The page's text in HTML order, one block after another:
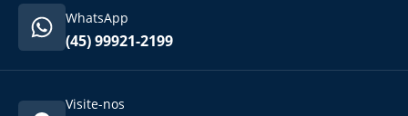
WhatsApp
(45) 99921-2199
Visite-nos